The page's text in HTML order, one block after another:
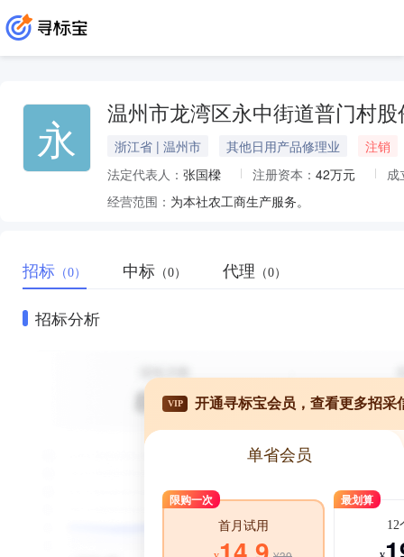
永 温州市龙湾区永中街道普门村
浙江省 | 温州市 其他日用产品修理业
注销
法定代表人： 张国樑 注册资本： 42万元
成
经营范围： 为本社农工商生产服务。
招标 （0） 中标 （0） 代理 （0）
招标分析
VIP 开通寻标宝会员，查看更多招采
单省会员
限购一次
首月试用
最划算
12